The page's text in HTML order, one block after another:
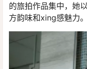
的旅拍作品集中，她
方韵味和xing感魅力。